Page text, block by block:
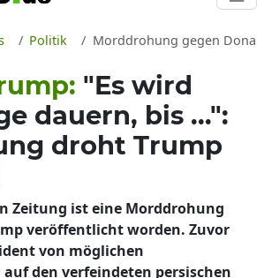
Politik Morddrohung gegen
"Es wird
dauern, bis ...":
droht Trump
Zeitung ist eine Morddrohung
veröffentlicht worden. Zuvor
von möglichen
den verfeindeten persischen